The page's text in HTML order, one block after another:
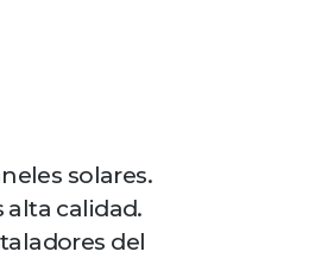
solares.
alta calidad.
del